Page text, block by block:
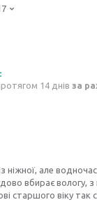
14 днів за
але
вбирає вологу,
старшого віку